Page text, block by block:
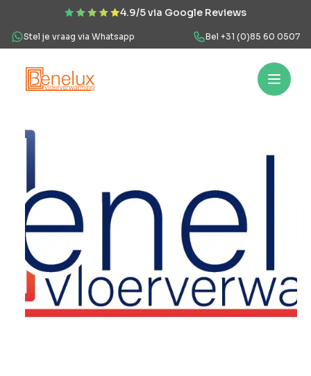
4.9/5 via Google Reviews
Stel je vraag via Whatsapp Bel +31 (0)85 60 0507
het?
Vloerverwarming
Projecten
Over